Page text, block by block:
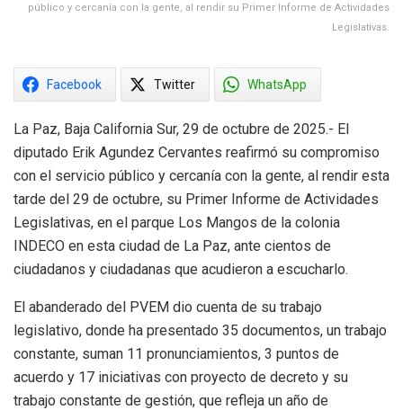
público y cercanía con la gente, al rendir su Primer Informe de Actividades
Legislativas.
Facebook Twitter WhatsApp
La Paz, Baja California Sur, 29 de octubre de 2025.- El
diputado Erik Agundez Cervantes reafirmó su compromiso
con el servicio público y cercanía con la gente, al rendir esta
tarde del 29 de octubre, su Primer Informe de Actividades
Legislativas, en el parque Los Mangos de la colonia
INDECO en esta ciudad de La Paz, ante cientos de
ciudadanos y ciudadanas que acudieron a escucharlo.
El abanderado del PVEM dio cuenta de su trabajo
legislativo, donde ha presentado 35 documentos, un trabajo
constante, suman 11 pronunciamientos, 3 puntos de
acuerdo y 17 iniciativas con proyecto de decreto y su
trabajo constante de gestión, que refleja un año de